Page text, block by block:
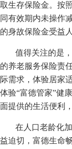
取生存保险金。按
同有效期内未操作
的身故保险金受益
值得关注的是
的养老服务保险责
际需求，体验居家
体验“富德管家”健
面提供的生活便利
在人口老龄化
益迫切，富德生命